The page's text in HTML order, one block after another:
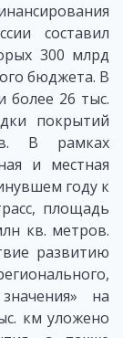
составил
300 млрд
бюджета. В
более 26 тыс.
покрытий
В рамках
и местная
году к
площадь
кв. метров.
развитию
на
км уложено